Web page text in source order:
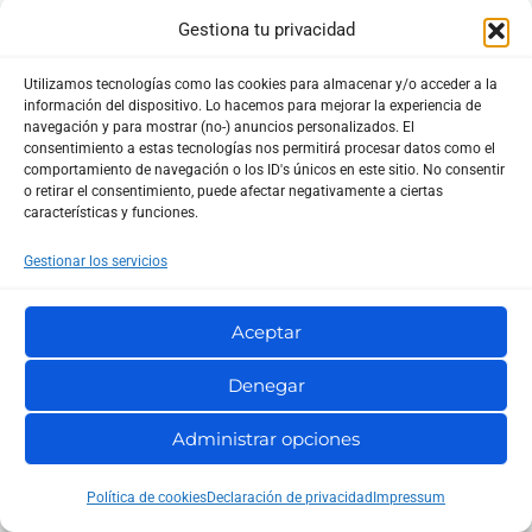
Gestiona tu privacidad
Utilizamos tecnologías como las cookies para almacenar y/o acceder a la
información del dispositivo. Lo hacemos para mejorar la experiencia de
navegación y para mostrar (no-) anuncios personalizados. El
consentimiento a estas tecnologías nos permitirá procesar datos como el
comportamiento de navegación o los ID's únicos en este sitio. No consentir
o retirar el consentimiento, puede afectar negativamente a ciertas
características y funciones.
Gestionar los servicios
Aceptar
Denegar
Administrar opciones
Política de cookiesDeclaración de privacidad Impressum
He leído y acepto laPolítica de privacidad
¿Quieres suscribirte a la newsletter?
Facebook